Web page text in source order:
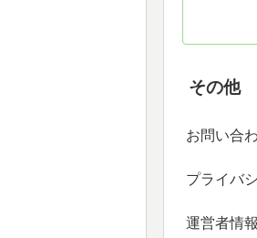
その他
お問い合
プライバ
運営者情報